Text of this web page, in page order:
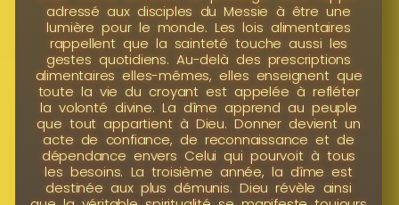
adressé aux disciples du Messie à être une
lumière pour le monde. Les lois alimentaires
rappellent que la sainteté touche aussi les
gestes quotidiens. Au-delà des prescriptions
alimentaires elles-mêmes, elles enseignent que
toute la vie du croyant est appelée à refléter
la volonté divine. La dîme apprend au peuple
que tout appartient à Dieu. Donner devient un
acte de confiance, de reconnaissance et de
dépendance envers Celui qui pourvoit à tous
les besoins. La troisième année, la dîme est
destinée aux plus démunis. Dieu révèle ainsi